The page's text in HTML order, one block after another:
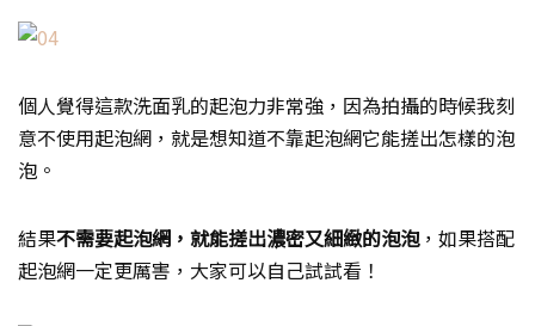
個人覺得這款洗面乳的起泡力非常強，因為拍攝的時候我刻
意不使用起泡網，就是想知道不靠起泡網它能搓出怎樣的泡
泡。
結果不需要起泡網，就能搓出濃密又細緻的泡泡，如果搭配
起泡網一定更厲害，大家可以自己試試看！